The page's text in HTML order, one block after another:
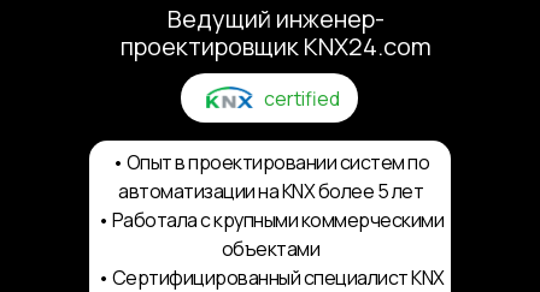
•‎ Опыт в проектировании систем по
автоматизации на KNX более 5 лет
• Работала с крупными коммерческими
объектами
•‎ Сертифицированный специалист KNX
Ведущий инженер-
проектировщик KNX24.com
certified